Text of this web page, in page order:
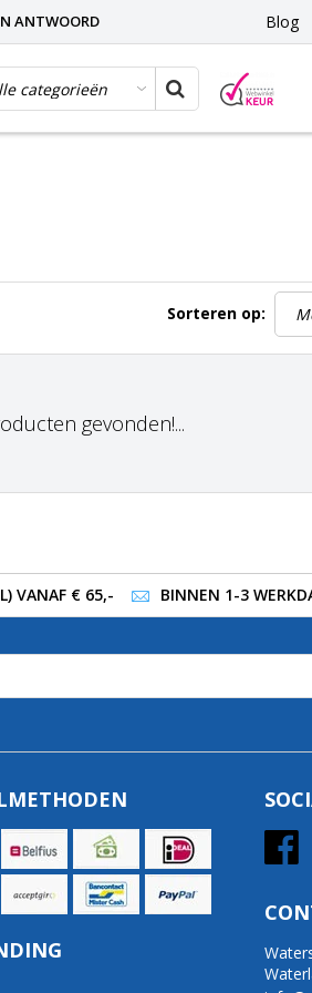
ANTWOORD Blog
Sorteren op:
gevonden!...
VANAF € 65,- BINNEN 1-3